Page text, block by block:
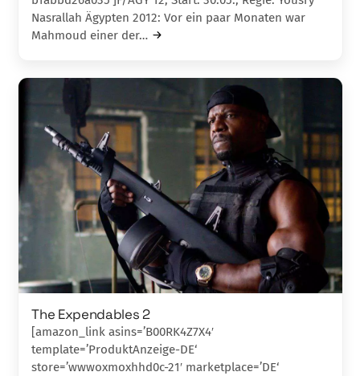
Nasrallah Ägypten 2012: Vor ein paar Monaten war
Mahmoud einer der…
The Expendables 2
[amazon_link asins=’B00RK4Z7X4′
template=’ProduktAnzeige-DE‘
store=’wwwoxmoxhhd0c-21′ marketplace=’DE‘